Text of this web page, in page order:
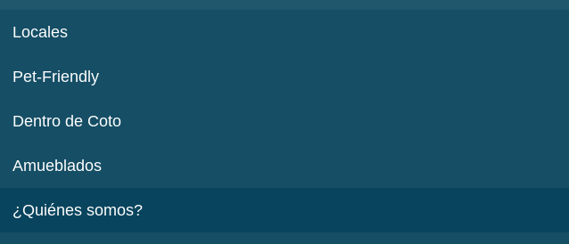
Locales
Pet-Friendly
Dentro de Coto
Amueblados
¿Quiénes somos?